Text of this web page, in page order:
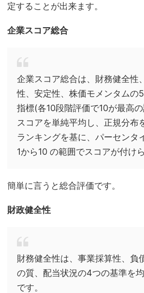
定することが出来ます。
企業スコア総合
企業スコア総合は、財務健全性
性、安定性、株価モメンタムの
指標(各10段階評価で10が最高
スコアを単純平均し、正規分布
ランキングを基に、パーセンタ
1から10 の範囲でスコアが付け
簡単に言うと総合評価です。
財政健全性
財務健全性は、事業採算性、負
の質、配当状況の4つの基準を
です。